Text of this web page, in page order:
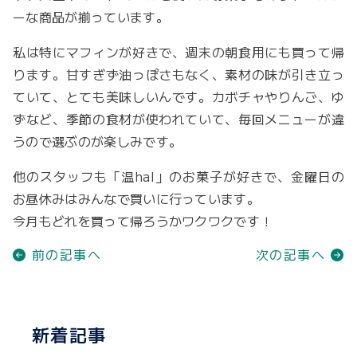
ーな商品が揃っています。
私は特にマフィンが好きで、週末の朝食用にも買って帰
ります。甘すぎず油っぽさもなく、素材の味が引き立っ
ていて、とても美味しいんです。カボチャやりんご、ゆ
ずなど、季節の食材が使われていて、毎回メニューが違
うので選ぶのが楽しみです。
他のスタッフも「温hal」のお菓子が好きで、金曜日の
お昼休みはみんなで買いに行っています。
今月もどれを買って帰ろうかワクワクです！
前の記事へ
次の記事へ
新着記事